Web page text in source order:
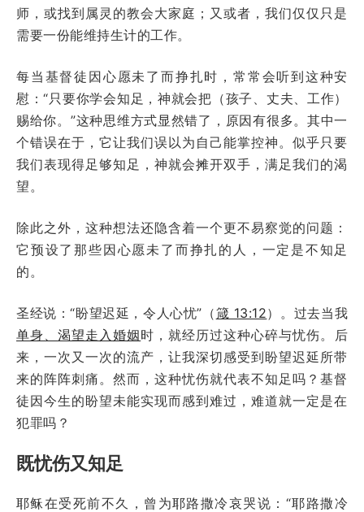
师，或找到属灵的教会大家庭；又或者，我们仅仅只是
需要一份能维持生计的工作。
每当基督徒因心愿未了而挣扎时，常常会听到这种安
慰：“只要你学会知足，神就会把（孩子、丈夫、工作）
赐给你。”这种思维方式显然错了，原因有很多。其中一
个错误在于，它让我们误以为自己能掌控神。似乎只要
我们表现得足够知足，神就会摊开双手，满足我们的渴
望。
除此之外，这种想法还隐含着一个更不易察觉的问题：
它预设了那些因心愿未了而挣扎的人，一定是不知足
的。
圣经说：“盼望迟延，令人心忧”（箴 13:12）。过去当我
单身、渴望走入婚姻时，就经历过这种心碎与忧伤。后
来，一次又一次的流产，让我深切感受到盼望迟延所带
来的阵阵刺痛。然而，这种忧伤就代表不知足吗？基督
徒因今生的盼望未能实现而感到难过，难道就一定是在
犯罪吗？
既忧伤又知足
耶稣在受死前不久，曾为耶路撒冷哀哭说：“耶路撒冷